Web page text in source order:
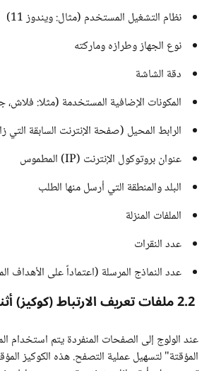
نظام التشغيل المستخدم (مثال: ويندوز 11)
نوع الجهاز وطرازه وماركته
دقة الشاشة
المكونات الإضافية المستخدمة (مثلا: فلاش،
الرابط المحيل (صفحة الإنترنت السابقة التي
عنوان بروتوكول الإنترنت (IP) المطموس
البلد والمنطقة التي أرسل منها الطلب
الملفات المنزلة
عدد النقرات
عدد النماذج المرسلة (اعتماداً على الأهداف
عند الولوج إلى الصفحات المنفردة يتم استخدام
المؤقتة" لتسهيل عملية التصفح. هذه الكوكيز